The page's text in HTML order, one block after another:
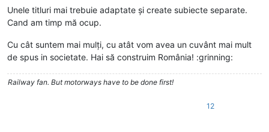
Unele titluri mai trebuie adaptate și create subiecte separate.
Cand am timp mă ocup.
Cu cât suntem mai mulți, cu atât vom avea un cuvânt mai mult
de spus in societate. Hai să construim România! :grinning:
Railway fan. But motorways have to be done first!
12